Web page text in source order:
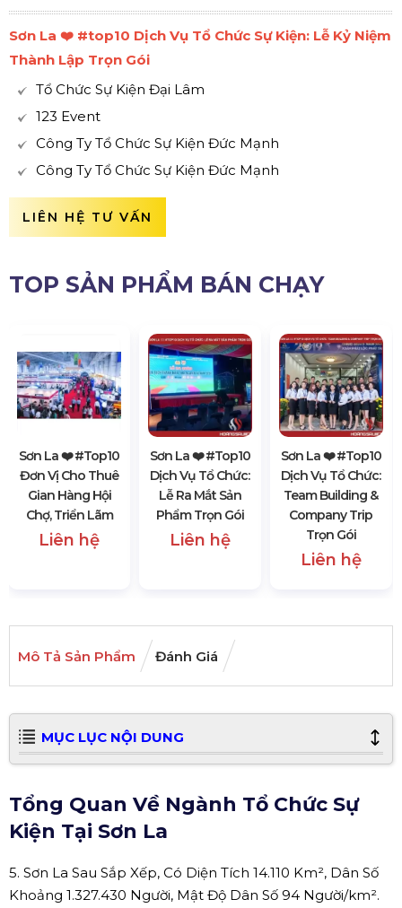
Sơn La ❤️️ #top10 Dịch Vụ Tổ Chức Sự Kiện: Lễ Kỷ Niệm
Thành Lập Trọn Gói
Tổ Chức Sự Kiện Đại Lâm
123 Event
Công Ty Tổ Chức Sự Kiện Đức Mạnh
Công Ty Tổ Chức Sự Kiện Đức Mạnh
LIÊN HỆ TƯ VẤN
TOP SẢN PHẨM BÁN CHẠY
Sơn La ❤️️ #top10
Đơn Vị Cho Thuê
Gian Hàng Hội
Chợ, Triển Lãm
Liên hệ
Sơn La ❤️️ #top10
Dịch Vụ Tổ Chức:
Lễ Ra Mắt Sản
Phẩm Trọn Gói
Liên hệ
Sơn La ❤️️ #top10
Dịch Vụ Tổ Chức:
Team Building &
Company Trip
Trọn Gói
Liên hệ
Mô Tả Sản Phẩm Đánh Giá
MỤC LỤC NỘI DUNG
Tổng Quan Về Ngành Tổ Chức Sự
Kiện Tại Sơn La
5. Sơn La Sau Sắp Xếp, Có Diện Tích 14.110 Km², Dân Số
Khoảng 1.327.430 Người, Mật Độ Dân Số 94 Người/km².